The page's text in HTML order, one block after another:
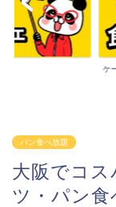
パ
パン食べ放題
大阪でコス
ツ・パン